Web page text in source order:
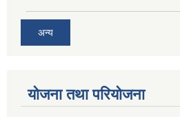
अन्य
योजना तथा परियोजना